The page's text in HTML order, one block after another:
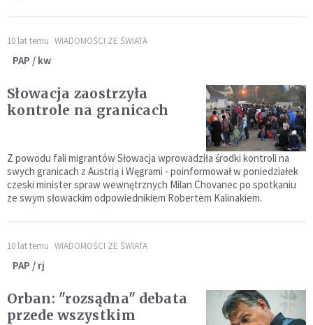
10 lat temu WIADOMOŚCI ZE ŚWIATA
PAP / kw
Słowacja zaostrzyła
kontrole na granicach
Z powodu fali migrantów Słowacja wprowadziła środki kontroli na
swych granicach z Austrią i Węgrami - poinformował w poniedziałek
czeski minister spraw wewnętrznych Milan Chovanec po spotkaniu
ze swym słowackim odpowiednikiem Robertem Kalinakiem.
10 lat temu WIADOMOŚCI ZE ŚWIATA
PAP / rj
Orban: "rozsądna" debata
przede wszystkim